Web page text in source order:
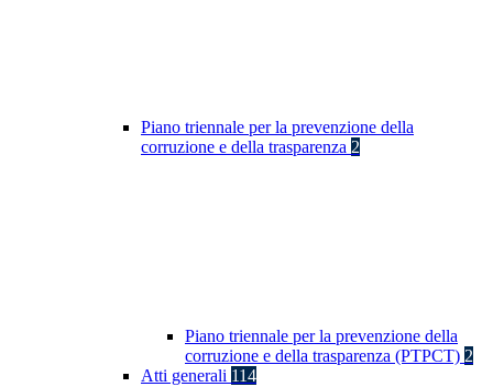
Piano triennale per la prevenzione della
corruzione e della trasparenza 2
Piano triennale per la prevenzione della
corruzione e della trasparenza (PTPCT) 2
Atti generali 114